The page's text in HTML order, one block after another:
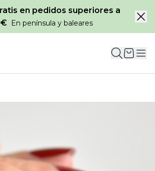
en pedidos superiores a
En península y baleares